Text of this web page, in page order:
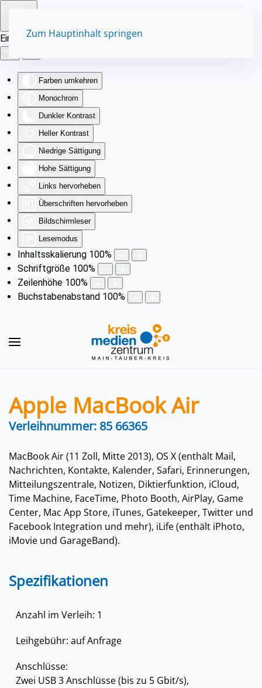
Eingabehilfen öffnen
Farben umkehren
Monochrom
Dunkler Kontrast
Heller Kontrast
Niedrige Sättigung
Hohe Sättigung
Links hervorheben
Überschriften hervorheben
Bildschirmleser
Lesemodus
Inhaltsskalierung 100%
Schriftgröße 100%
Zeilenhöhe 100%
Buchstabenabstand 100%
Zum Hauptinhalt springen
Apple MacBook Air
Verleihnummer: 85 66365
MacBook Air (11 Zoll, Mitte 2013), OS X (enthält Mail,
Nachrichten, Kontakte, Kalender, Safari, Erinnerungen,
Mitteilungszentrale, Notizen, Diktierfunktion, iCloud,
Time Machine, FaceTime, Photo Booth, AirPlay, Game
Center, Mac App Store, iTunes, Gatekeeper, Twitter und
Facebook Integration und mehr), iLife (enthält iPhoto,
iMovie und GarageBand).
Spezifikationen
Anzahl im Verleih: 1
Leihgebühr: auf Anfrage
Anschlüsse:
Zwei USB 3 Anschlüsse (bis zu 5 Gbit/s),